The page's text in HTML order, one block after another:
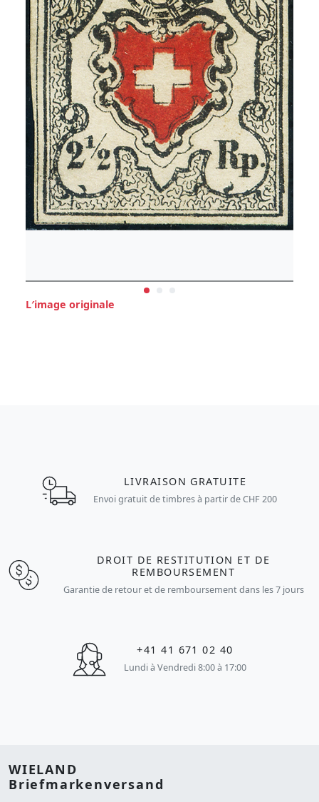
L′image originale
LIVRAISON GRATUITE
Envoi gratuit de timbres à partir de CHF 200
DROIT DE RESTITUTION ET DE
REMBOURSEMENT
Garantie de retour et de remboursement dans les 7 jours
+41 41 671 02 40
Lundi à Vendredi 8:00 à 17:00
WIELAND
Briefmarkenversand